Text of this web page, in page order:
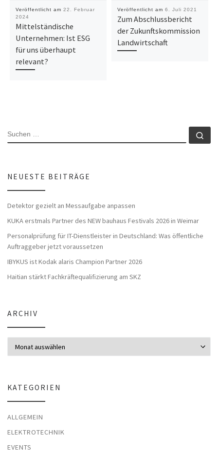
Veröffentlicht am 22. Februar
2024
Mittelständische
Unternehmen: Ist ESG
für uns überhaupt
relevant?
Veröffentlicht am 6. Juli 2021
Zum Abschlussbericht
der Zukunftskommission
Landwirtschaft
SUCHE
NEUESTE BEITRÄGE
Detektor gezielt an Messaufgabe anpassen
KUKA erstmals Partner des NEW bauhaus Festivals 2026 in Weimar
Personalprüfung für IT-Dienstleister in Deutschland: Was öffentliche
Auftraggeber jetzt voraussetzen
IBYKUS ist Kodak alaris Champion Partner 2026
Haitian stärkt Fachkräftequalifizierung am SKZ
ARCHIV
KATEGORIEN
ALLGEMEIN
ELEKTROTECHNIK
EVENTS